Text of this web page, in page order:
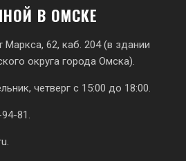
В ОМСКЕ
Маркса, 62, каб. 204 (в здании
округа города Омска).
четверг с 15:00 до 18:00.
81.
.